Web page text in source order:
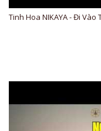
Tinh Hoa NIKAYA - Đi